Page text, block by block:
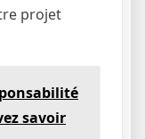
projet
savoir